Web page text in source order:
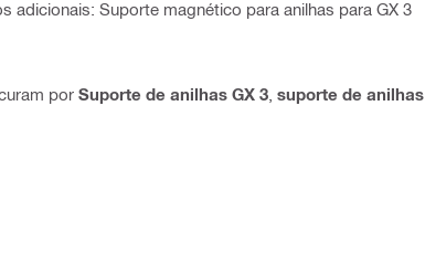
adicionais: Suporte magnético para anilhas para GX 3
por Suporte de anilhas GX 3 suporte de anilhas